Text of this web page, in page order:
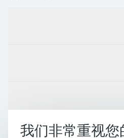
我们非常重视您